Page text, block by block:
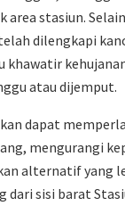
area stasiun.
dilengkapi
khawatir
atau dijemput.
dapat
mengurangi
alternatif yang
dari sisi barat